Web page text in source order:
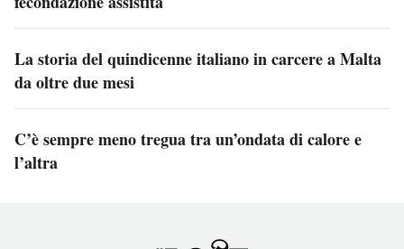
La storia del quindicenne italiano in carcere a Malta
da oltre due mesi
C’è sempre meno tregua tra un’ondata di calore e
l’altra